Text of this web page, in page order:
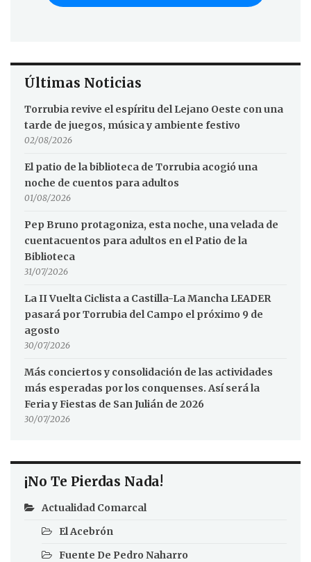
Últimas Noticias
Torrubia revive el espíritu del Lejano Oeste con una
tarde de juegos, música y ambiente festivo
02/08/2026
El patio de la biblioteca de Torrubia acogió una
noche de cuentos para adultos
01/08/2026
Pep Bruno protagoniza, esta noche, una velada de
cuentacuentos para adultos en el Patio de la
Biblioteca
31/07/2026
La II Vuelta Ciclista a Castilla-La Mancha LEADER
pasará por Torrubia del Campo el próximo 9 de
agosto
30/07/2026
Más conciertos y consolidación de las actividades
más esperadas por los conquenses. Así será la
Feria y Fiestas de San Julián de 2026
30/07/2026
¡No Te Pierdas Nada!
Actualidad Comarcal
El Acebrón
Fuente De Pedro Naharro